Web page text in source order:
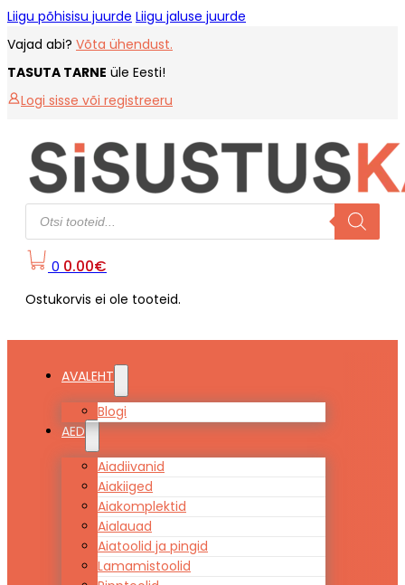
Liigu põhisisu juurde Liigu jaluse juurde
Vajad abi? Võta ühendust.
TASUTA TARNE üle Eesti!
Logi sisse või registreeru
Products
search
0 0.00€
Ostukorvis ei ole tooteid.
AVALEHT
Blogi
AED
Aiadiivanid
Aiakiiged
Aiakomplektid
Aialauad
Aiatoolid ja pingid
Lamamistoolid